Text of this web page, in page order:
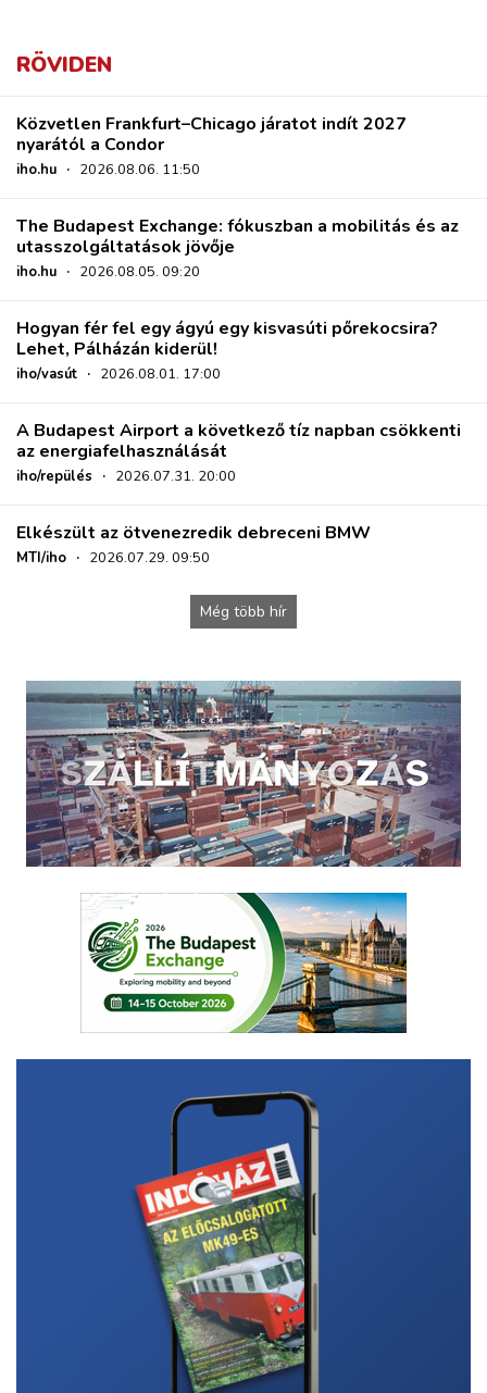
RÖVIDEN
Közvetlen Frankfurt–Chicago járatot indít 2027
nyarától a Condor
iho.hu · 2026.08.06. 11:50
The Budapest Exchange: fókuszban a mobilitás és az
utasszolgáltatások jövője
iho.hu · 2026.08.05. 09:20
Hogyan fér fel egy ágyú egy kisvasúti pőrekocsira?
Lehet, Pálházán kiderül!
iho/vasút · 2026.08.01. 17:00
A Budapest Airport a következő tíz napban csökkenti
az energiafelhasználását
iho/repülés · 2026.07.31. 20:00
Elkészült az ötvenezredik debreceni BMW
MTI/iho · 2026.07.29. 09:50
Még több hír